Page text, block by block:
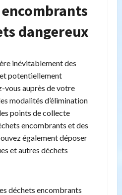
dangereux
inévitablement des
potentiellement
vous auprès de votre
modalités d’élimination
points de collecte
encombrants et des
également déposer
et autres déchets
déchets encombrants